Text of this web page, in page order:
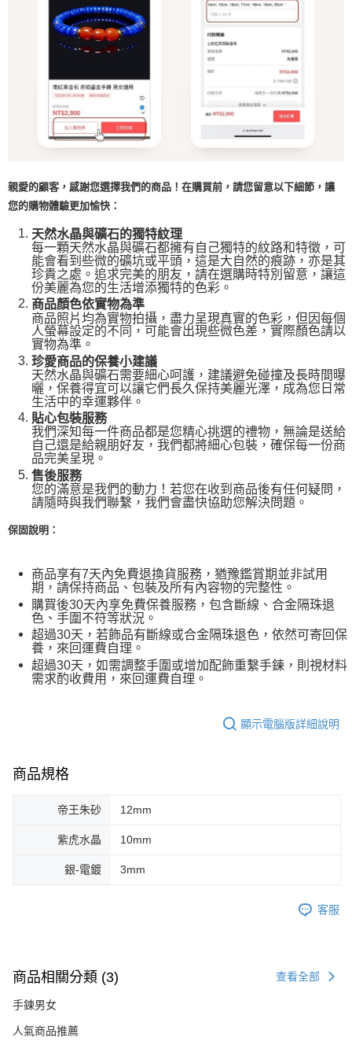
親愛的顧客，感謝您選擇我們的商品！在購買前，請您留意以下細節，讓
您的購物體驗更加愉快：
天然水晶與礦石的獨特紋理
每一顆天然水晶與礦石都擁有自己獨特的紋路和特徵，可
能會看到些微的礦坑或平頭，這是大自然的痕跡，亦是其
珍貴之處。追求完美的朋友，請在選購時特別留意，讓這
份美麗為您的生活增添獨特的色彩。
商品顏色依實物為準
商品照片均為實物拍攝，盡力呈現真實的色彩，但因每個
人螢幕設定的不同，可能會出現些微色差，實際顏色請以
實物為準。
珍愛商品的保養小建議
天然水晶與礦石需要細心呵護，建議避免碰撞及長時間曝
曬，保養得宜可以讓它們長久保持美麗光澤，成為您日常
生活中的幸運夥伴。
貼心包裝服務
我們深知每一件商品都是您精心挑選的禮物，無論是送給
自己還是給親朋好友，我們都將細心包裝，確保每一份商
品完美呈現。
售後服務
您的滿意是我們的動力！若您在收到商品後有任何疑問，
請隨時與我們聯繫，我們會盡快協助您解決問題。
保固說明：
商品享有7天內免費退換貨服務，猶豫鑑賞期並非試用
期，請保持商品、包裝及所有內容物的完整性。
購買後30天內享免費保養服務，包含斷線、合金隔珠退
色、手圍不符等狀況。
超過30天，若飾品有斷線或合金隔珠退色，依然可寄回保
養，來回運費自理。
超過30天，如需調整手圍或增加配飾重繫手鍊，則視材料
需求酌收費用，來回運費自理。
顯示電腦版詳細說明
商品規格
帝王朱砂 12mm
紫虎水晶 10mm
銀-電鍍 3mm
客服
商品相關分類 (3) 查看全部
手鍊男女
人氣商品推薦